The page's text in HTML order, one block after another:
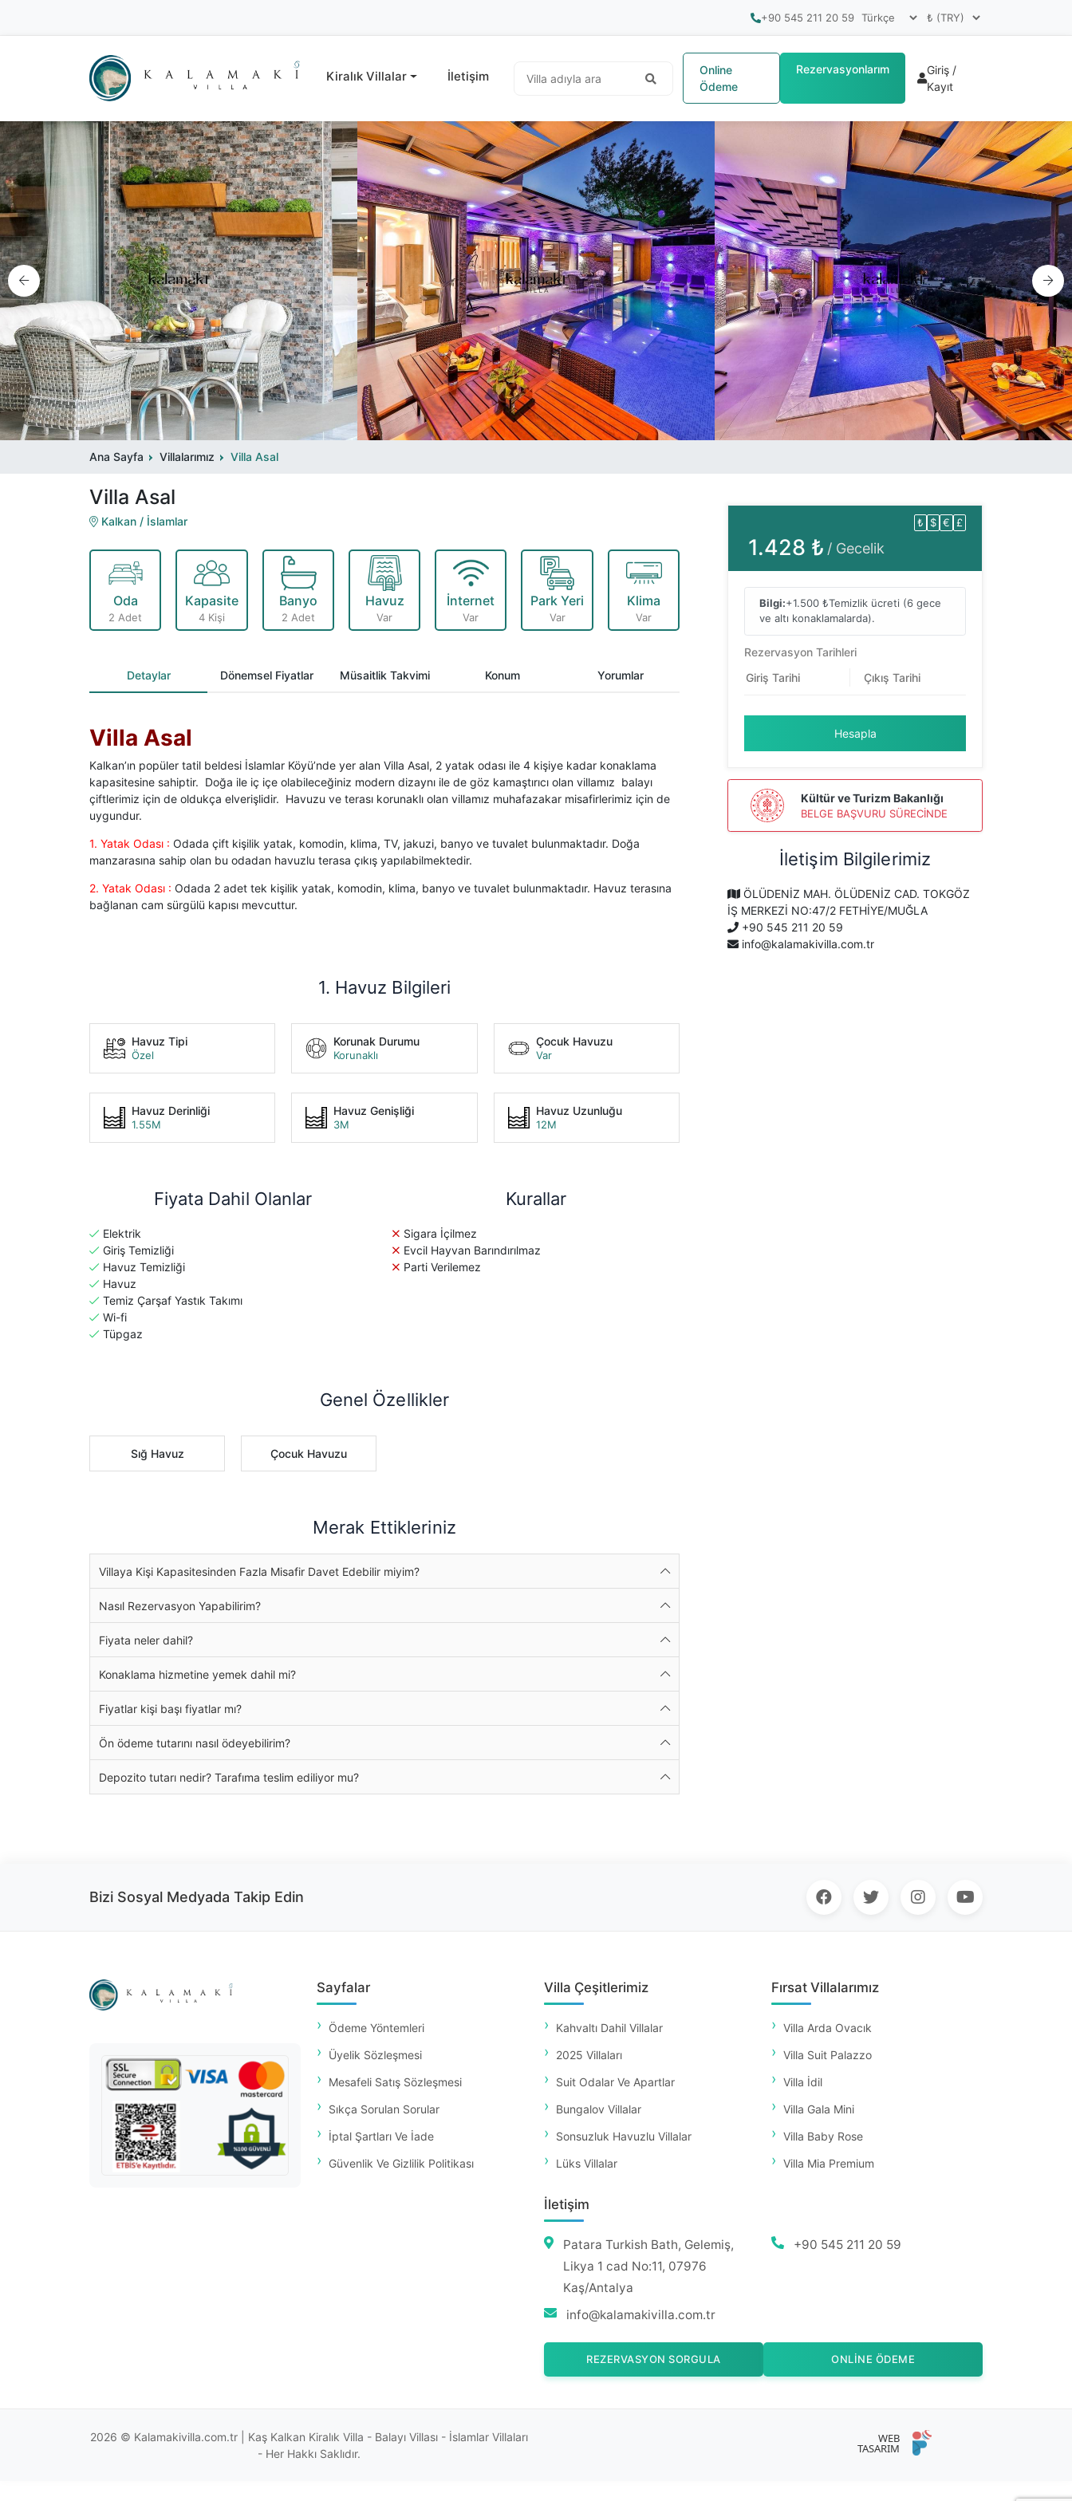
+90 545 211 20 59
Kiralık Villalar İletişim
Online
Ödeme
Rezervasyonlarım
Giriş /
Kayıt
Ana Sayfa Villalarımız Villa Asal
Villa Asal
Kalkan / İslamlar
Oda
2 Adet
Kapasite
4 Kişi
Banyo
2 Adet
Havuz
Var
İnternet
Var
Park Yeri
Var
Klima
Var
Detaylar Dönemsel Fiyatlar Müsaitlik Takvimi Konum Yorumlar
Villa Asal
Kalkan’ın popüler tatil beldesi İslamlar Köyü’nde yer alan Villa Asal, 2 yatak odası ile 4 kişiye kadar konaklama
kapasitesine sahiptir. Doğa ile iç içe olabileceğiniz modern dizaynı ile de göz kamaştırıcı olan villamız balayı
çiftlerimiz için de oldukça elverişlidir. Havuzu ve terası korunaklı olan villamız muhafazakar misafirlerimiz için de
uygundur.
1. Yatak Odası : Odada çift kişilik yatak, komodin, klima, TV, jakuzi, banyo ve tuvalet bulunmaktadır. Doğa
manzarasına sahip olan bu odadan havuzlu terasa çıkış yapılabilmektedir.
2. Yatak Odası : Odada 2 adet tek kişilik yatak, komodin, klima, banyo ve tuvalet bulunmaktadır. Havuz terasına
bağlanan cam sürgülü kapısı mevcuttur.
1. Havuz Bilgileri
Havuz Tipi
Özel
Korunak Durumu
Korunaklı
Çocuk Havuzu
Var
Havuz Derinliği
1.55M
Havuz Genişliği
3M
Havuz Uzunluğu
12M
Fiyata Dahil Olanlar
Elektrik
Giriş Temizliği
Havuz Temizliği
Havuz
Temiz Çarşaf Yastık Takımı
Wi-fi
Tüpgaz
Kurallar
Sigara İçilmez
Evcil Hayvan Barındırılmaz
Parti Verilemez
Genel Özellikler
Sığ Havuz Çocuk Havuzu
Merak Ettikleriniz
Villaya Kişi Kapasitesinden Fazla Misafir Davet Edebilir miyim?
Nasıl Rezervasyon Yapabilirim?
Fiyata neler dahil?
Konaklama hizmetine yemek dahil mi?
Fiyatlar kişi başı fiyatlar mı?
Ön ödeme tutarını nasıl ödeyebilirim?
Depozito tutarı nedir? Tarafıma teslim ediliyor mu?
₺ $ € £
1.428 ₺ / Gecelik
Bilgi:+1.500 ₺Temizlik ücreti (6 gece
ve altı konaklamalarda).
Rezervasyon Tarihleri
Hesapla
Kültür ve Turizm Bakanlığı
BELGE BAŞVURU SÜRECİNDE
İletişim Bilgilerimiz
ÖLÜDENİZ MAH. ÖLÜDENİZ CAD. TOKGÖZ
İŞ MERKEZİ NO:47/2 FETHİYE/MUĞLA
+90 545 211 20 59
info@kalamakivilla.com.tr
Bizi Sosyal Medyada Takip Edin
Sayfalar
Ödeme Yöntemleri
Üyelik Sözleşmesi
Mesafeli Satış Sözleşmesi
Sıkça Sorulan Sorular
İptal Şartları Ve İade
Güvenlik Ve Gizlilik Politikası
Villa Çeşitlerimiz
Kahvaltı Dahil Villalar
2025 Villaları
Suit Odalar Ve Apartlar
Bungalov Villalar
Sonsuzluk Havuzlu Villalar
Lüks Villalar
Fırsat Villalarımız
Villa Arda Ovacık
Villa Suit Palazzo
Villa İdil
Villa Gala Mini
Villa Baby Rose
Villa Mia Premium
İletişim
Patara Turkish Bath, Gelemiş,
Likya 1 cad No:11, 07976
Kaş/Antalya
info@kalamakivilla.com.tr
+90 545 211 20 59
REZERVASYON SORGULA ONLINE ÖDEME
2026 © Kalamakivilla.com.tr | Kaş Kalkan Kiralık Villa - Balayı Villası - İslamlar Villaları
- Her Hakkı Saklıdır.